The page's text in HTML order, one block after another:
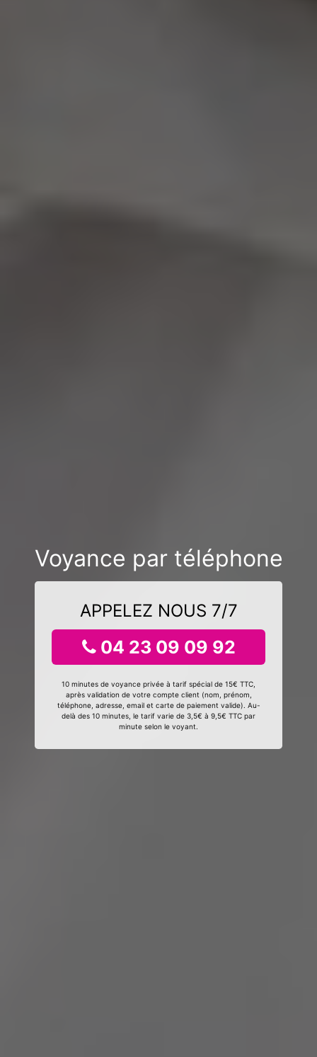
Voyance par téléphone
APPELEZ NOUS 7/7
04 23 09 09 92
10 minutes de voyance privée à tarif spécial de 15€ TTC,
après validation de votre compte client (nom, prénom,
téléphone, adresse, email et carte de paiement valide). Au-
delà des 10 minutes, le tarif varie de 3,5€ à 9,5€ TTC par
minute selon le voyant.